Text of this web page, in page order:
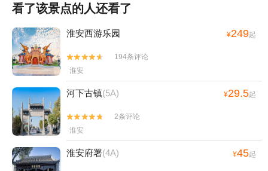
看了该景点的人还看了
淮安西游乐园 ¥249起


194条评论
淮安
河下古镇(5A) ¥29.5起


2条评论
淮安
淮安府署(4A) ¥45起